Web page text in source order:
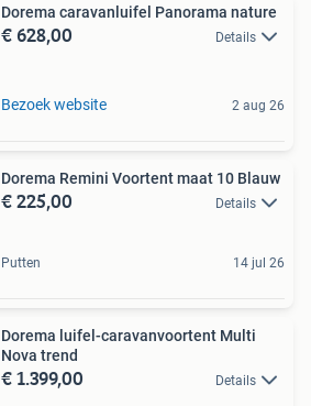
Dorema caravanluifel Panorama nature
€ 628,00 Details
Bezoek website 2 aug 26
Dorema Remini Voortent maat 10 Blauw
€ 225,00 Details
Putten 14 jul 26
Dorema luifel-caravanvoortent Multi
Nova trend
€ 1.399,00 Details